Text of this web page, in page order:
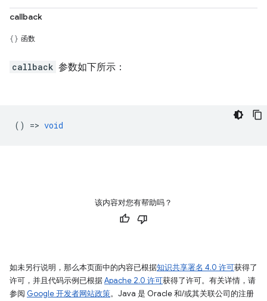
callback
函数
callback 参数如下所示：
() => void
该内容对您有帮助吗？
如未另行说明，那么本页面中的内容已根据知识共享署名 4.0 许可获得了
许可，并且代码示例已根据Apache 2.0 许可获得了许可。有关详情，请
参阅 Google 开发者网站政策。Java 是 Oracle 和/或其关联公司的注册